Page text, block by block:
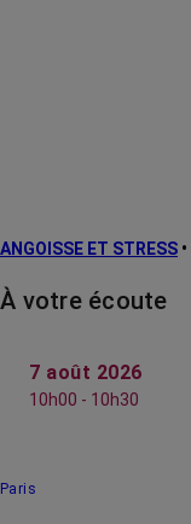
ANGOISSE ET STRESS •
À votre écoute
7 août 2026
10h00 - 10h30
Paris